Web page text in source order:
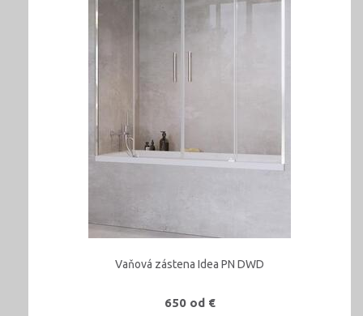
Vaňová zástena Idea PN DWD
650 od €